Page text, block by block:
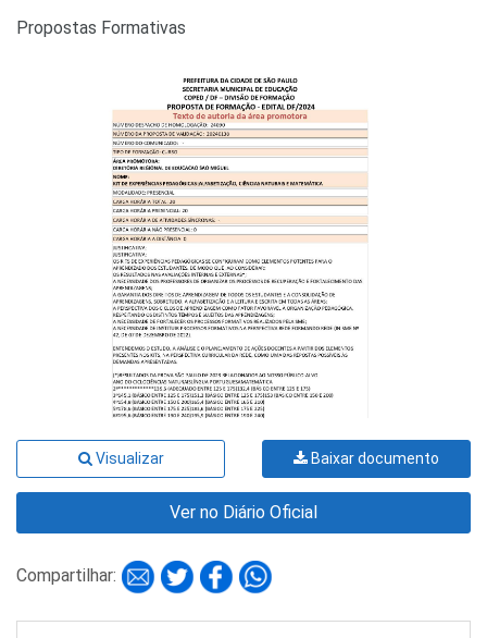
Propostas Formativas
Visualizar Baixar documento
Ver no Diário Oficial
Compartilhar: